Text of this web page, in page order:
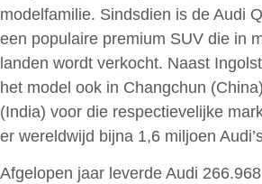
modelfamilie. Sindsdien is de Audi
een populaire premium SUV die in
landen wordt verkocht. Naast
het model ook in Changchun
(India) voor die respectievelijke
er wereldwijd bijna 1,6 miljoen
Afgelopen jaar leverde Audi